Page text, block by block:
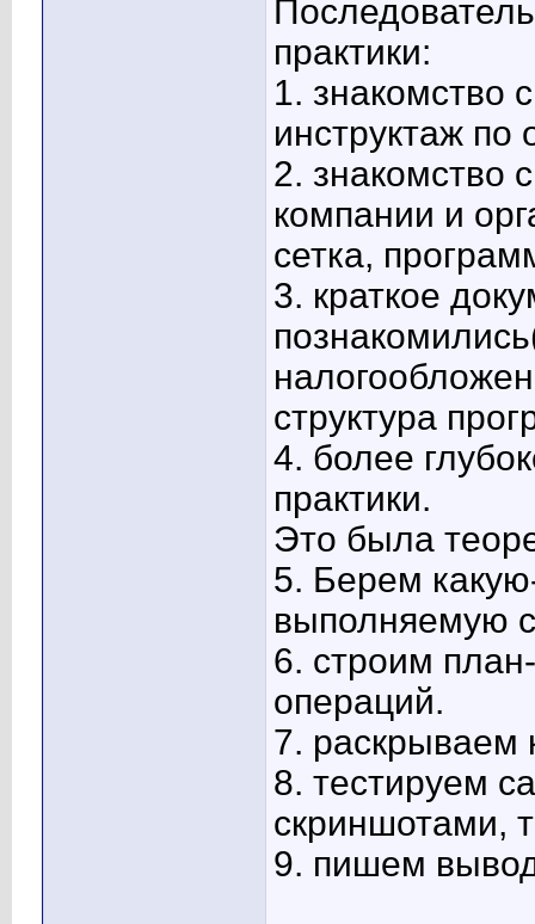
практики:
1. знакомство
инструктаж по
2. знакомство
компании и
сетка,
3. краткое
структура
4. более
практики.
Это была
5. Берем
выполняемую
6. строим
операций.
7. раскрываем
8. тестируем
скриншотами,
9. пишем